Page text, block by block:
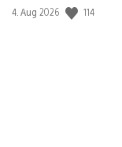
Veröffentlichungsdatum:
4. Aug 2026 114